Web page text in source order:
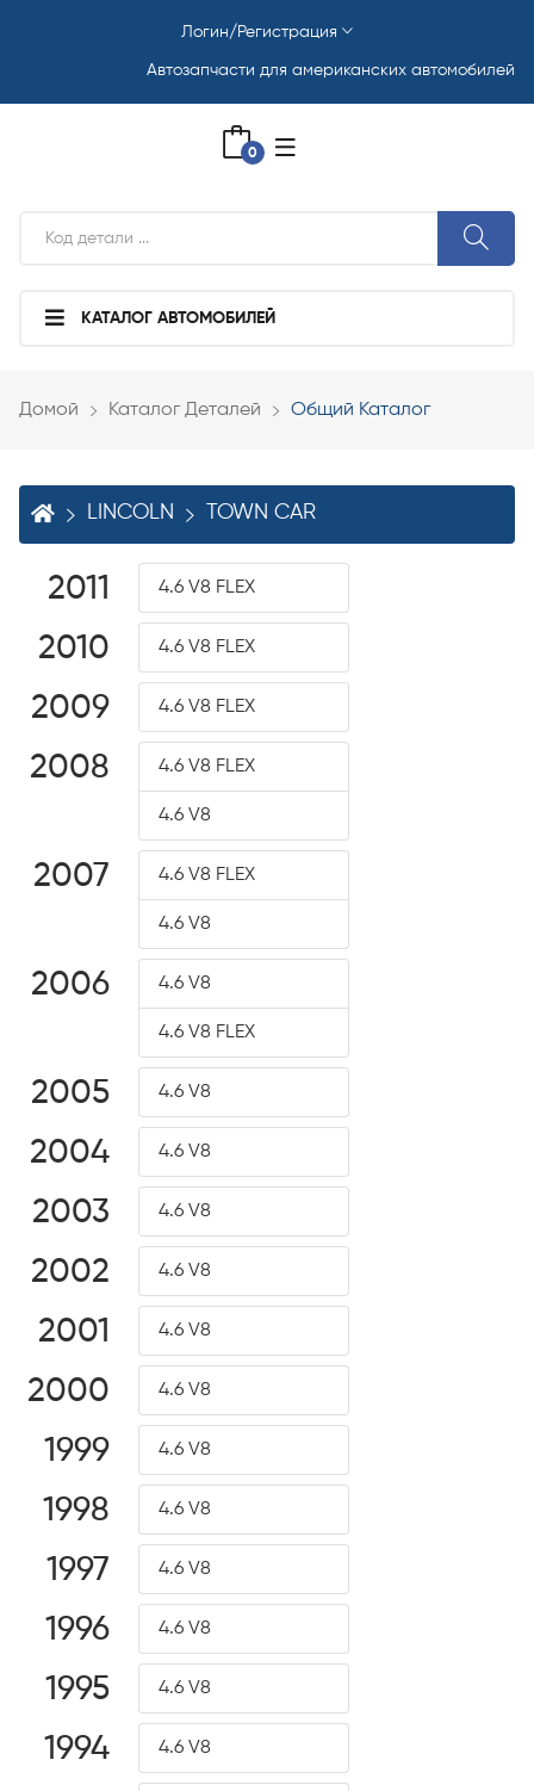
Автозапчасти для американских автомобилей
Логин/Регистрация
0
КАТАЛОГ АВТОМОБИЛЕЙ
Домой Каталог Деталей Общий Каталог
LINCOLN TOWN CAR
2011 4.6 V8 FLEX
2010 4.6 V8 FLEX
2009 4.6 V8 FLEX
2008 4.6 V8 FLEX
4.6 V8
2007 4.6 V8 FLEX
4.6 V8
2006 4.6 V8
4.6 V8 FLEX
2005 4.6 V8
2004 4.6 V8
2003 4.6 V8
2002 4.6 V8
2001 4.6 V8
2000 4.6 V8
1999 4.6 V8
1998 4.6 V8
1997 4.6 V8
1996 4.6 V8
1995 4.6 V8
1994 4.6 V8